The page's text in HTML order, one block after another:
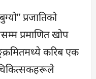
प्रजातिको
प्रमाणित खोप
करिब एक